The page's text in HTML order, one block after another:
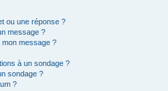
ou une réponse ?
message ?
message ?
à un sondage ?
sondage ?
?